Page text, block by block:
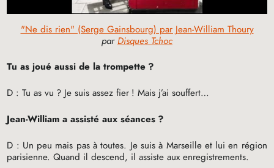
"Ne dis rien" (Serge Gainsbourg) par Jean-William Thoury
parDisques Tchoc
Tu as joué aussi de la trompette ?
D : Tu as vu ? Je suis assez fier ! Mais j’ai souffert…
Jean-William a assisté aux séances ?
D : Un peu mais pas à toutes. Je suis à Marseille et lui en région
parisienne. Quand il descend, il assiste aux enregistrements.